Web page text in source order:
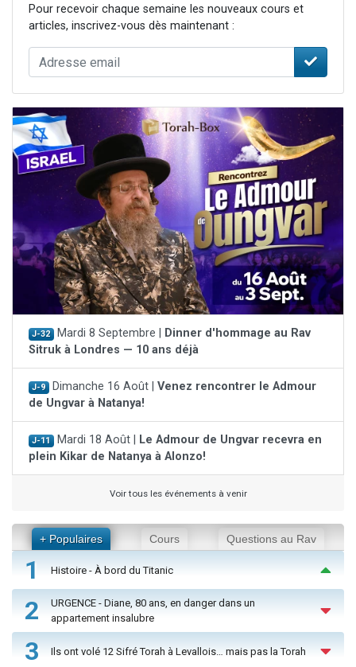
Pour recevoir chaque semaine les nouveaux cours et
articles, inscrivez-vous dès maintenant :
J-32 Mardi 8 Septembre |
Dinner d'hommage au Rav
Sitruk à Londres — 10 ans déjà
J-9 Dimanche 16 Août | Venez rencontrer le Admour
de Ungvar à Natanya!
J-11 Mardi 18 Août |
Le Admour de Ungvar recevra en
plein Kikar de Natanya à Alonzo!
Voir tous les événements à venir
+ Populaires Cours Questions au Rav
1 Histoire - À bord du Titanic
2
URGENCE - Diane, 80 ans, en danger dans un
appartement insalubre
3 Ils ont volé 12 Sifré Torah à Levallois… mais pas la Torah